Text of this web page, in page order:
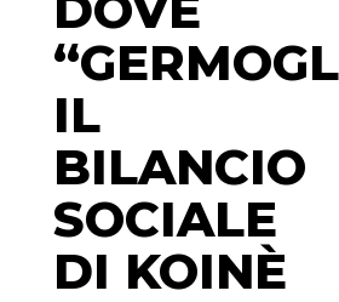
IL
BILANCIO
SOCIALE
DI KOINÈ